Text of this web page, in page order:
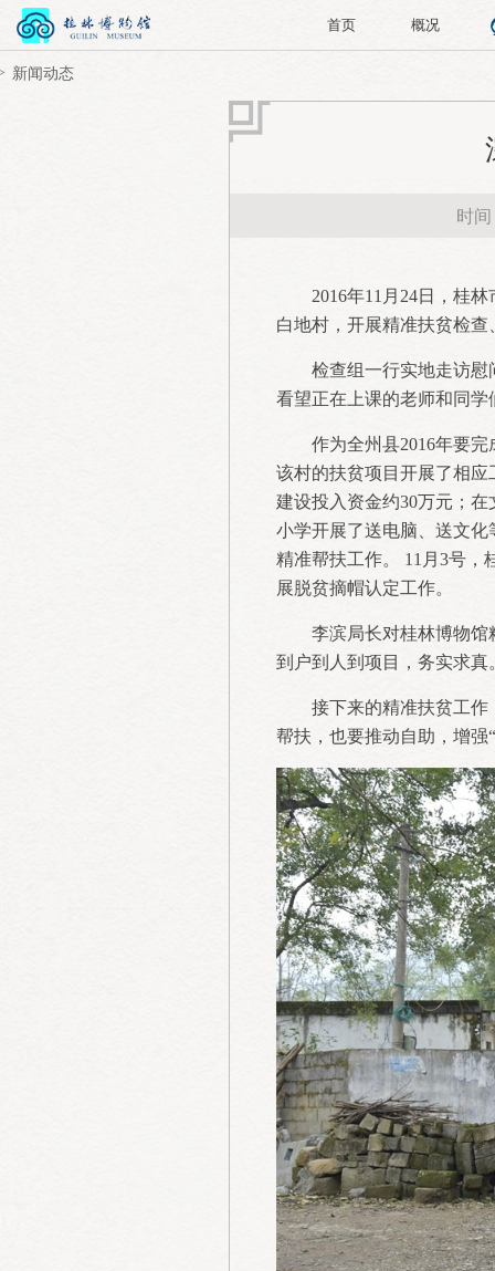
首页 概况
新闻动态
时间
2016年11月24日，桂
白地村，开展精准扶贫检
检查组一行实地走访
看望正在上课的老师和同
作为全州县2016年要
该村的扶贫项目开展了相
建设投入资金约30万元；
小学开展了送电脑、送文
精准帮扶工作。 11月3号，
展脱贫摘帽认定工作。
李滨局长对桂林博物
到户到人到项目，务实求真
接下来的精准扶贫工作
帮扶，也要推动自助，增强